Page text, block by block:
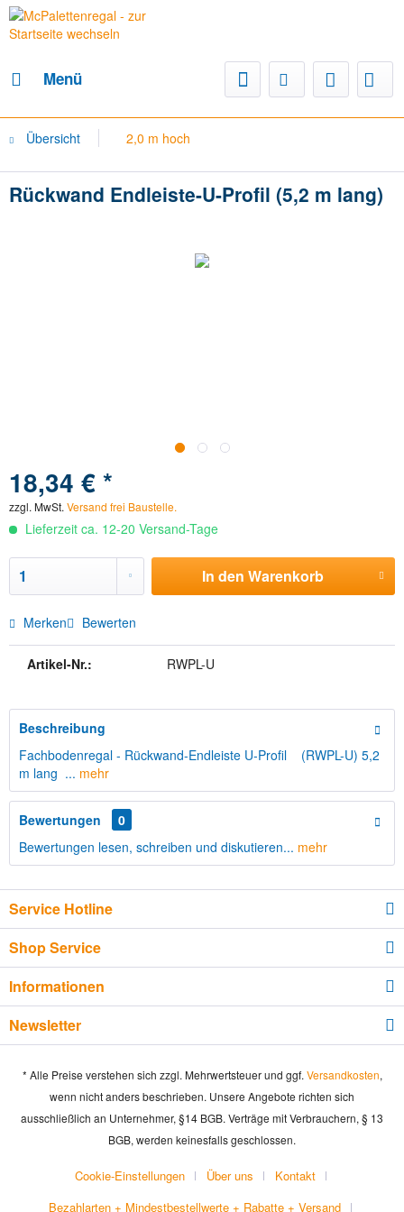
Menü
Übersicht 2,0 m hoch
Rückwand Endleiste-U-Profil (5,2 m lang)
18,34 € *
zzgl. MwSt. Versand frei Baustelle.
Lieferzeit ca. 12-20 Versand-Tage
In den Warenkorb
Merken Bewerten
Artikel-Nr.: RWPL-U
Beschreibung
Fachbodenregal - Rückwand-Endleiste U-Profil (RWPL-U) 5,2
m lang ... mehr
Bewertungen
0
Bewertungen lesen, schreiben und diskutieren... mehr
Service Hotline
Shop Service
Informationen
Newsletter
* Alle Preise verstehen sich zzgl. Mehrwertsteuer und ggf. Versandkosten,
wenn nicht anders beschrieben. Unsere Angebote richten sich
ausschließlich an Unternehmer, §14 BGB. Verträge mit Verbrauchern, § 13
BGB, werden keinesfalls geschlossen.
Cookie-Einstellungen Über uns
Kontakt
Bezahlarten + Mindestbestellwerte + Rabatte + Versand